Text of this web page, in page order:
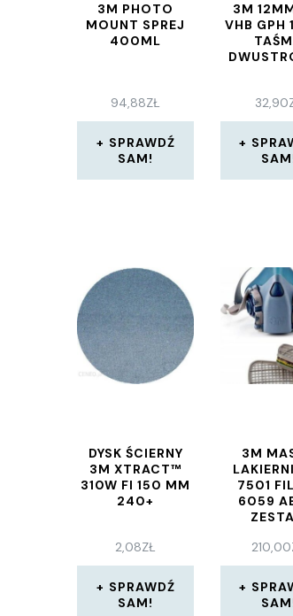
3M PHOTO
MOUNT SPREJ
400ML
94,88ZŁ
SPRAWDŹ
SAM!
3M
VHB GPH
32,90
DYSK ŚCIERNY
3M XTRACT™
310W FI 150 MM
240+
2,08ZŁ
SPRAWDŹ
SAM!
3M
7501
6059
210,00